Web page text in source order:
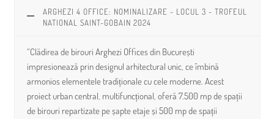
ARGHEZI 4 OFFICE: NOMINALIZARE - LOCUL 3 - TROFEUL
NATIONAL SAINT-GOBAIN 2024
“Clădirea de birouri Arghezi Offices din București
impresionează prin designul arhitectural unic, ce îmbină
armonios elementele tradiționale cu cele moderne. Acest
proiect urban central, multifuncțional, oferă 7.500 mp de spații
de birouri repartizate pe șapte etaje și 500 mp de spații